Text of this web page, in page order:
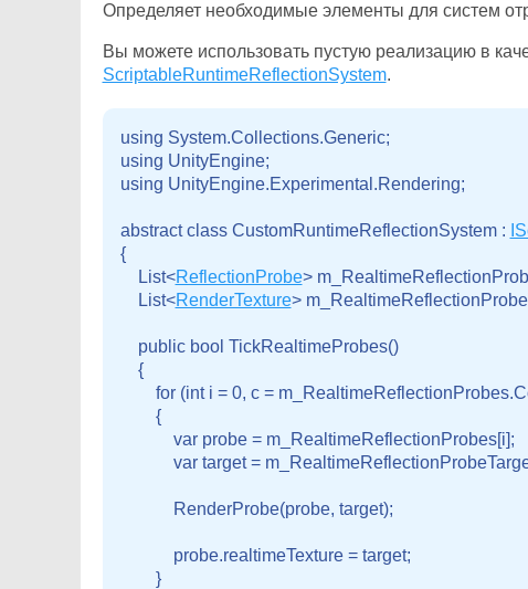
Определяет необходимые элементы для систем
Вы можете использовать пустую реализацию в
ScriptableRuntimeReflectionSystem.
using System.Collections.Generic;
using UnityEngine;
using UnityEngine.Experimental.Rendering;
abstract class CustomRuntimeReflectionSystem :
{
    List<
ReflectionProbe>
    List<
RenderTexture>
    public bool TickRealtimeProbes()
    {
for (int i = 0, c =
        {
            var probe = m_RealtimeReflectionProbes[i];
var target =
            RenderProbe(probe, target);
            probe.realtimeTexture = target;
        }